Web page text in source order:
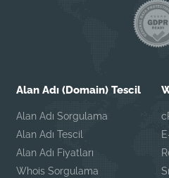
Alan Adı (Domain) Tescil
Alan Adı Sorgulama
Alan Adı Tescil
Alan Adı Fiyatları
Whois Sorgulama